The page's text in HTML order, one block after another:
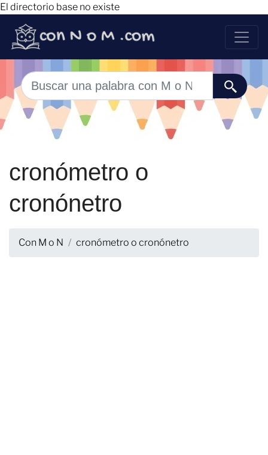
El directorio base no existe
cronómetro o
cronónetro
Con M o N cronómetro o cronónetro